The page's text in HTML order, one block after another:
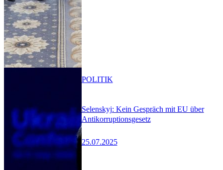
Selenskyj: Kein Gespräch mit EU über
Antikorruptionsgesetz
25.07.2025
POLITIK